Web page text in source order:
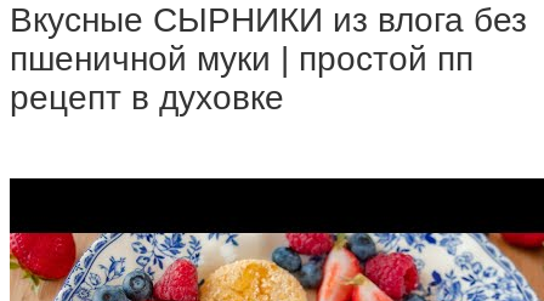
Вкусные СЫРНИКИ из влога без
пшеничной муки | простой пп
рецепт в духовке